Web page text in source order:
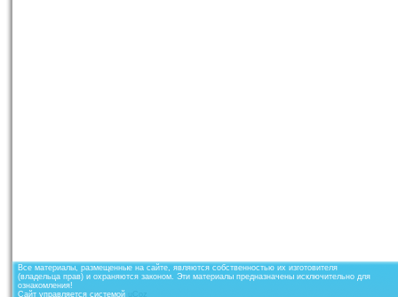
Все материалы, размещенные на сайте, являются собственностью их изготовителя
(владельца прав) и охраняются законом. Эти материалы предназначены исключительно для
ознакомления!
Сайт управляется системой